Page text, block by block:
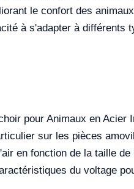
le confort des
à s'adapter à différents
pour Animaux en
sur les pièces
en fonction de la taille
du voltage